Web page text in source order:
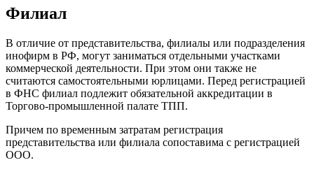
Филиал
В отличие от представительства, филиалы или подразделения
инофирм в РФ, могут заниматься отдельными участками
коммерческой деятельности. При этом они также не
считаются самостоятельными юрлицами. Перед регистрацией
в ФНС филиал подлежит обязательной аккредитации в
Торгово-промышленной палате ТПП.
Причем по временным затратам регистрация
представительства или филиала сопоставима с регистрацией
ООО.